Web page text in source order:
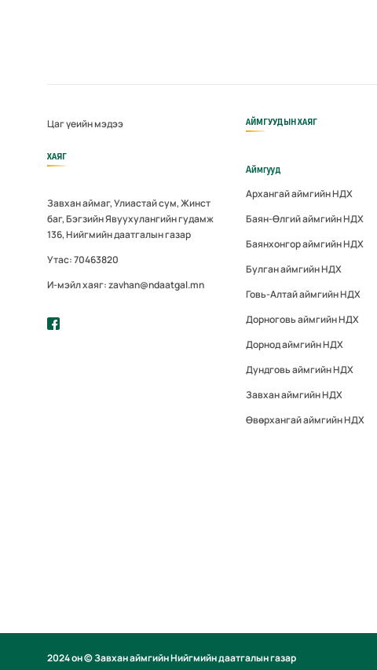
Цаг үеийн мэдээ
ХАЯГ
Завхан аймаг, Улиастай сум, Жинст
баг, Бэгзийн Явуухулангийн гудамж
136, Нийгмийн даатгалын газар
Утас: 70463820
И-мэйл хаяг: zavhan@ndaatgal.mn
АЙМГУУДЫН ХАЯГ
Аймгууд
Архангай аймгийн НДХ
Баян-Өлгий аймгийн НДХ
Баянхонгор аймгийн НДХ
Булган аймгийн НДХ
Говь-Алтай аймгийн НДХ
Дорноговь аймгийн НДХ
Дорнод аймгийн НДХ
Дундговь аймгийн НДХ
Завхан аймгийн НДХ
Өвөрхангай аймгийн НДХ
2024 он © Завхан аймгийн Нийгмийн даатгалын газар